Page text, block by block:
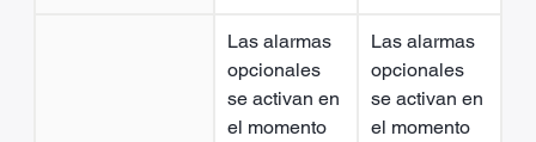
Las alarmas
opcionales
se activan en
el momento
Las alarmas
opcionales
se activan en
el momento